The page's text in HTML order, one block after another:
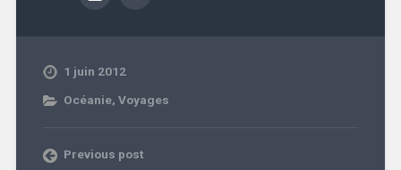
1 juin 2012
Océanie, Voyages
Previous post